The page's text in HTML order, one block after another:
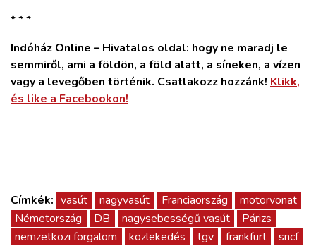
* * *
Indóház Online – Hivatalos oldal: hogy ne maradj le
semmiről, ami a földön, a föld alatt, a síneken, a vízen
vagy a levegőben történik. Csatlakozz hozzánk! Klikk,
és like a Facebookon!
Címkék: vasút nagyvasút Franciaország
motorvonat
Németország
DB nagysebességű vasút
Párizs
nemzetközi forgalom
közlekedés tgv frankfurt
sncf